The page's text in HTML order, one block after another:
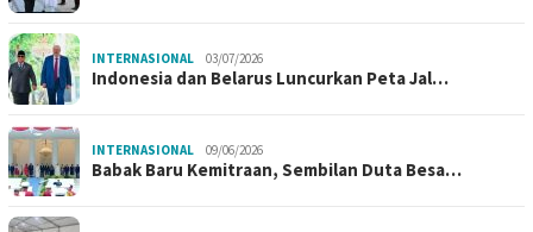
INTERNASIONAL 03/07/2026
Indonesia dan Belarus Luncurkan Peta Jal…
INTERNASIONAL 09/06/2026
Babak Baru Kemitraan, Sembilan Duta Besa…